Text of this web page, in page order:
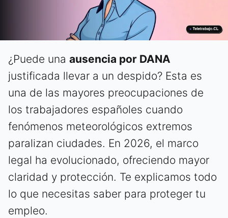
¿Puede una ausencia por DANA
justificada llevar a un despido? Esta es
una de las mayores preocupaciones de
los trabajadores españoles cuando
fenómenos meteorológicos extremos
paralizan ciudades. En 2026, el marco
legal ha evolucionado, ofreciendo mayor
claridad y protección. Te explicamos todo
lo que necesitas saber para proteger tu
empleo.